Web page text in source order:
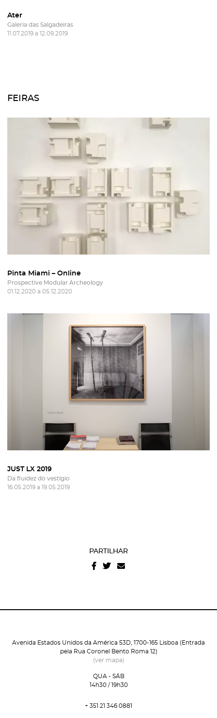
Ater
Galeria das Salgadeiras
11.07.2019 a 12.09.2019
FEIRAS
Pinta Miami – Online
Prospective Modular Archeology
01.12.2020 a 05.12.2020
JUST LX 2019
Da fluidez do vestígio
16.05.2019 a 19.05.2019
PARTILHAR
Avenida Estados Unidos da América 53D, 1700-165 Lisboa (Entrada
pela Rua Coronel Bento Roma 12)
(ver mapa)
QUA - SÁB
14h30 / 19h30
+ 351 21 346 0881